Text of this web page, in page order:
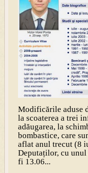
Modificările aduse
la scoaterea a trei
adăugarea, la
bombastice, care
aflat anul trecut (8
Deputaților, cu unul
fi 13.06...